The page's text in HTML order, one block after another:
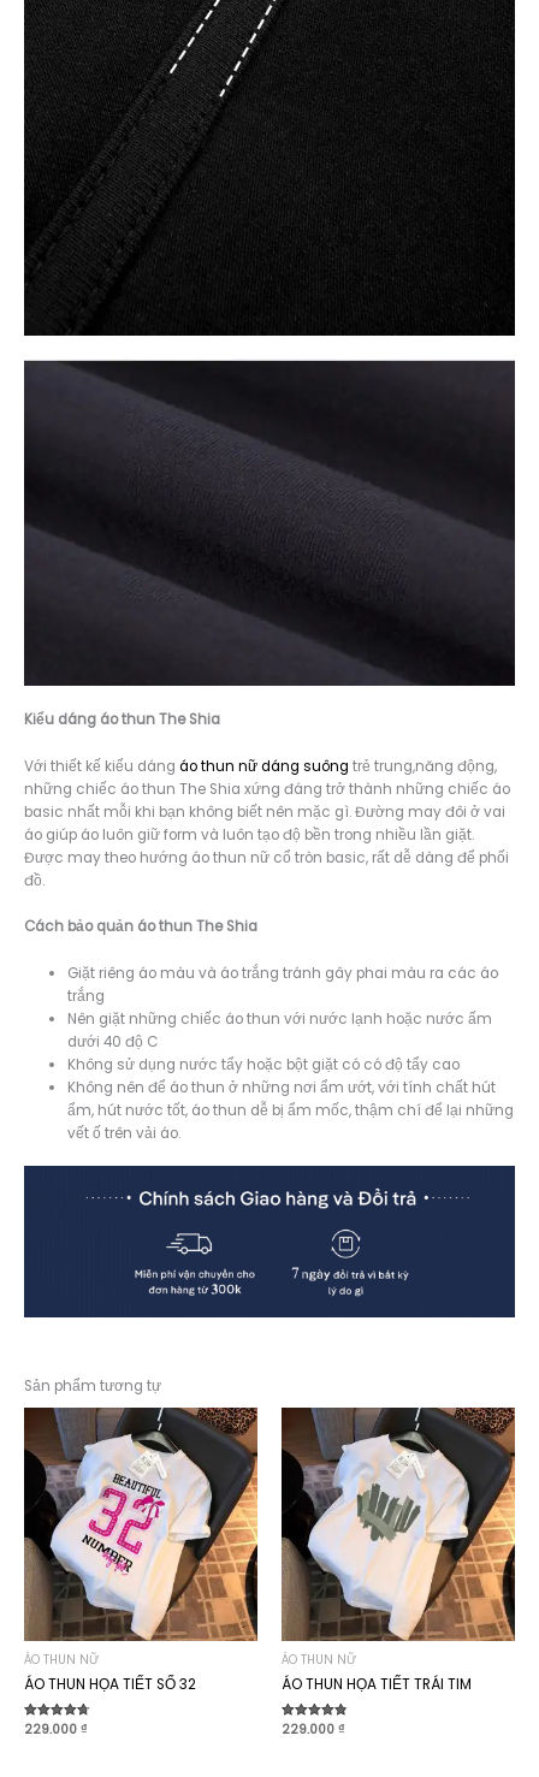
Kiểu dáng áo thun The Shia
Với thiết kế kiểu dáng áo thun nữ dáng suông trẻ trung,năng động,
những chiếc áo thun The Shia xứng đáng trở thành những chiếc áo
basic nhất mỗi khi bạn không biết nên mặc gì. Đường may đôi ở vai
áo giúp áo luôn giữ form và luôn tạo độ bền trong nhiều lần giặt.
Được may theo hướng áo thun nữ cổ tròn basic, rất dễ dàng để phối
đồ.
Cách bảo quản áo thun The Shia
Giặt riêng áo màu và áo trắng tránh gây phai màu ra các áo
trắng
Nên giặt những chiếc áo thun với nước lạnh hoặc nước ấm
dưới 40 độ C
Không sử dụng nước tẩy hoặc bột giặt có có độ tẩy cao
Không nên để áo thun ở những nơi ẩm ướt, với tính chất hút
ẩm, hút nước tốt, áo thun dễ bị ẩm mốc, thậm chí để lại những
vết ố trên vải áo.
Sản phẩm tương tự
ÁO THUN NỮ
ÁO THUN HỌA TIẾT SỐ 32
Được xếp
229.000 ₫
ÁO THUN NỮ
ÁO THUN HỌA TIẾT TRÁI TIM
Được xếp
229.000 ₫